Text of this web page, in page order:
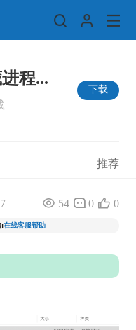
程...
下载
推荐
54 0 0
:在线客服帮助